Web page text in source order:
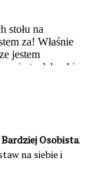
Osobista.
na siebie i